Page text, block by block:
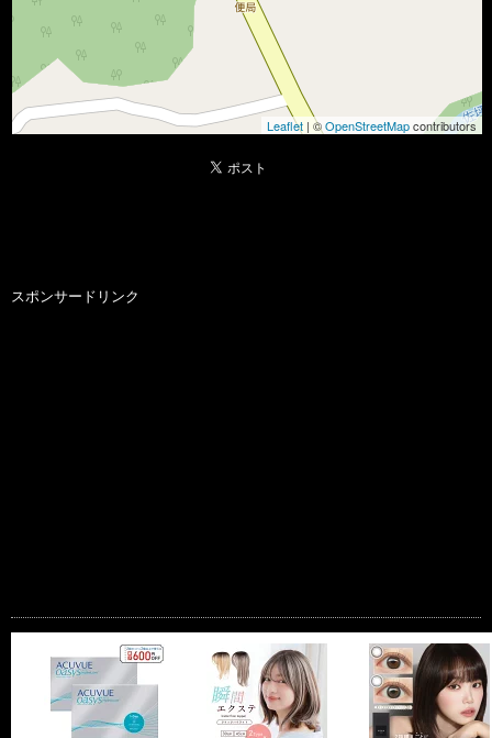
Leaflet | ©OpenStreetMapcontributors
スポンサードリンク